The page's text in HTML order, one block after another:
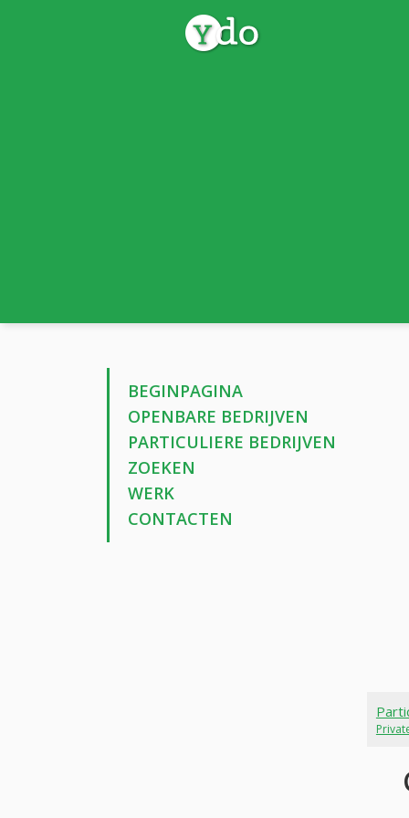
BEGINPAGINA
OPENBARE BEDRIJVEN
PARTICULIERE BEDRIJVEN
ZOEKEN
WERK
CONTACTEN